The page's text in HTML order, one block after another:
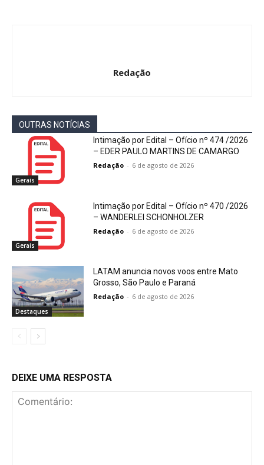
Redação
OUTRAS NOTÍCIAS
Gerais
Intimação por Edital – Ofício nº 474 /2026
– EDER PAULO MARTINS DE CAMARGO
Redação - 6 de agosto de 2026
Gerais
Intimação por Edital – Ofício nº 470 /2026
– WANDERLEI SCHONHOLZER
Redação - 6 de agosto de 2026
Destaques
LATAM anuncia novos voos entre Mato
Grosso, São Paulo e Paraná
Redação - 6 de agosto de 2026
DEIXE UMA RESPOSTA